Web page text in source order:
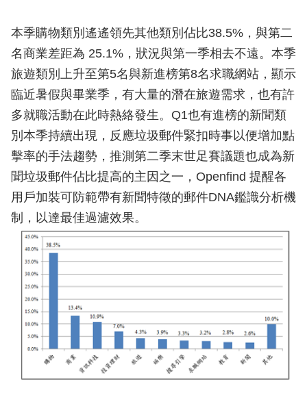
本季購物類別遙遙領先其他類別佔比38.5%，與第二
名商業差距為 25.1%，狀況與第一季相去不遠。本季
旅遊類別上升至第5名與新進榜第8名求職網站，顯示
臨近暑假與畢業季，有大量的潛在旅遊需求，也有許
多就職活動在此時熱絡發生。Q1也有進榜的新聞類
別本季持續出現，反應垃圾郵件緊扣時事以便增加點
擊率的手法趨勢，推測第二季末世足賽議題也成為新
聞垃圾郵件佔比提高的主因之一，Openfind 提醒各
用戶加裝可防範帶有新聞特徵的郵件DNA鑑識分析機
制，以達最佳過濾效果。